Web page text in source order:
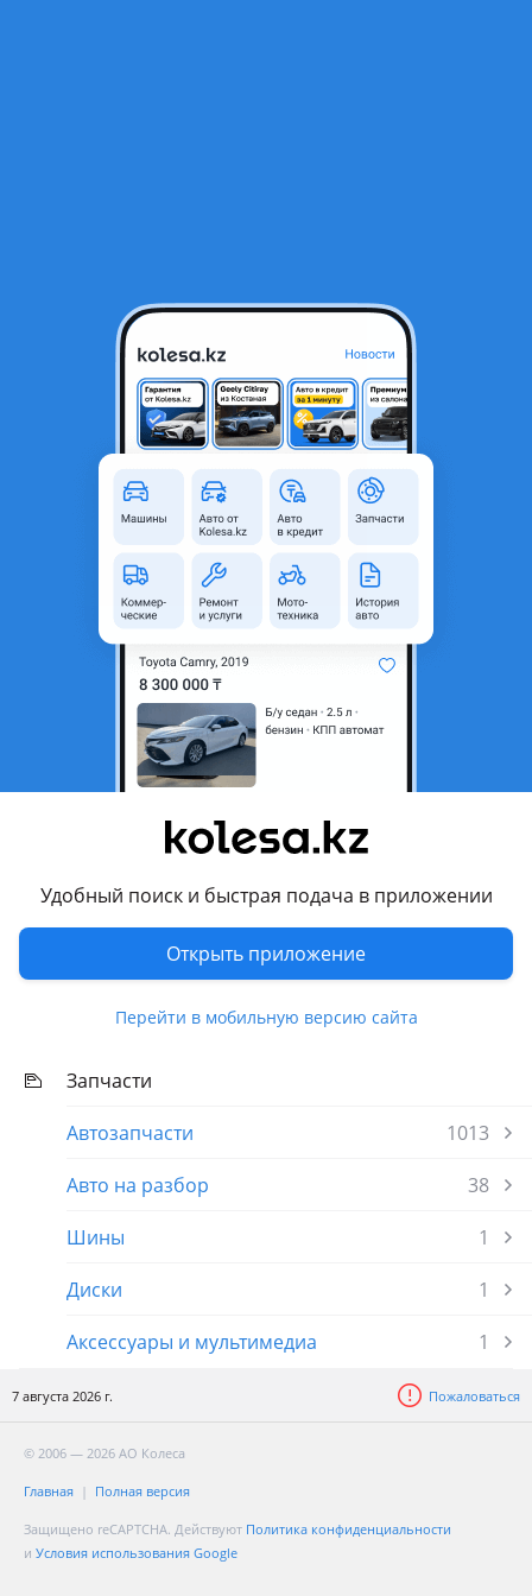
Удобный поиск и быстрая подача в приложении
Открыть приложение
Перейти в мобильную версию сайта
Алматы, Алматинская
область
Б/y
Оригинальность
Оригинал
Подходит на авто
Nissan Bluebird
2005 - 2012 G11, 2000 - 2003 G10
Комментарий продавца
Перевести
Другие объявления продавца
Запчасти
Автозапчасти
1013
Авто на разбор
38
Шины
1
Диски
1
Аксессуары и мультимедиа
1
7 августа 2026 г. Пожаловаться
© 2006 — 2026 АО Колеса
Главная Полная версия
Защищено reCAPTCHA. Действуют Политика конфиденциальности
и Условия использования Google